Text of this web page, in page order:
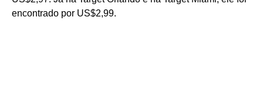
encontrado por US$2,99.